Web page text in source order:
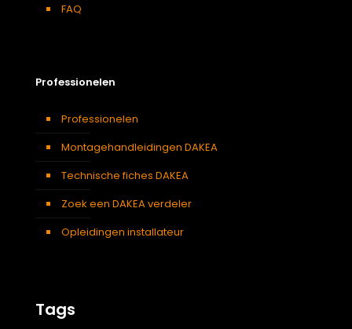
FAQ
Professionelen
Professionelen
Montagehandleidingen DAKEA
Technische fiches DAKEA
Zoek een DAKEA verdeler
Opleidingen installateur
Tags